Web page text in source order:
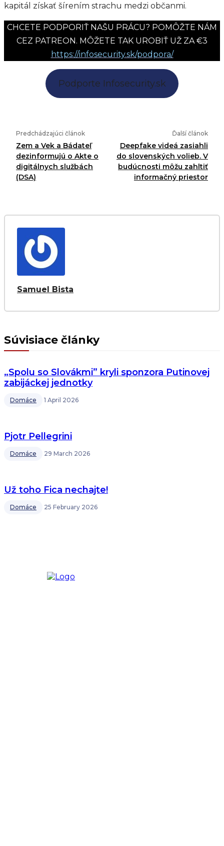
kapitál získať šírením strachu medzi občanmi.
CHCETE PODPORIŤ NAŠU PRÁCU? POMÔŽTE NÁM
CEZ PATREON. MÔŽETE TAK UROBIŤ UŽ ZA €3
https://infosecurity.sk/podpora/
Podporte Infosecurity.sk
Predchádzajúci článok
Zem a Vek a Bádateľ
dezinformujú o Akte o
digitálnych službách
(DSA)
Ďalší článok
Deepfake videá zasiahli
do slovenských volieb. V
budúcnosti môžu zahltiť
informačný priestor
Samuel Bista
Súvisiace články
„Spolu so Slovákmi” kryli sponzora Putinovej
zabijáckej jednotky
Domáce 1 April 2026
Pjotr Pellegrini
Domáce 29 March 2026
Už toho Fica nechajte!
Domáce 25 February 2026